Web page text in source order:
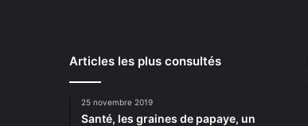
Articles les plus consultés
25 novembre 2019
Santé, les graines de papaye, un